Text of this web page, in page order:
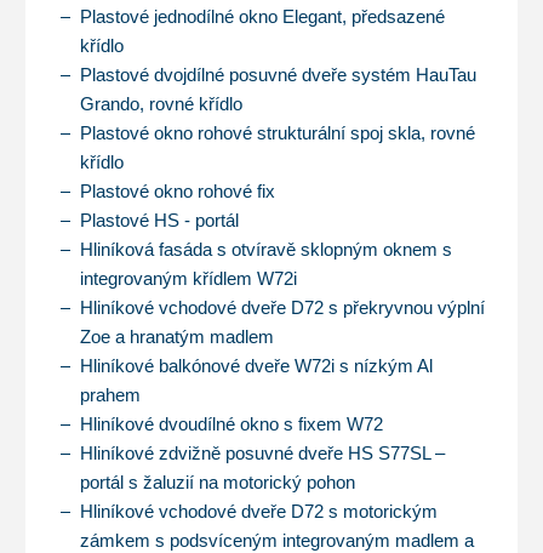
Plastové jednodílné okno Elegant, předsazené
křídlo
Plastové dvojdílné posuvné dveře systém HauTau
Grando, rovné křídlo
Plastové okno rohové strukturální spoj skla, rovné
křídlo
Plastové okno rohové fix
Plastové HS - portál
Hliníková fasáda s otvíravě sklopným oknem s
integrovaným křídlem W72i
Hliníkové vchodové dveře D72 s překryvnou výplní
Zoe a hranatým madlem
Hliníkové balkónové dveře W72i s nízkým Al
prahem
Hliníkové dvoudílné okno s fixem W72
Hliníkové zdvižně posuvné dveře HS S77SL –
portál s žaluzií na motorický pohon
Hliníkové vchodové dveře D72 s motorickým
zámkem s podsvíceným integrovaným madlem a